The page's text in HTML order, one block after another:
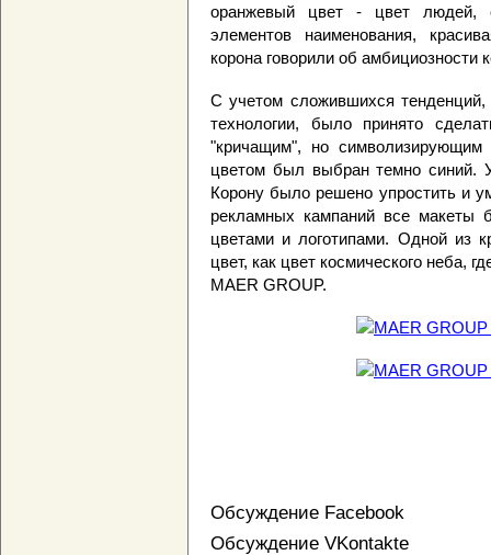
оранжевый цвет - цвет людей,
элементов наименования,
корона говорили об амбициозности
С учетом сложившихся
технологии, было принято
"кричащим", но символизирующим
цветом был выбран темно синий.
Корону было решено упростить и
рекламных кампаний все
цветами и логотипами. Одной из
цвет, как цвет космического неба,
MAER GROUP.
Обсуждение Facebook
Обсуждение VKontakte